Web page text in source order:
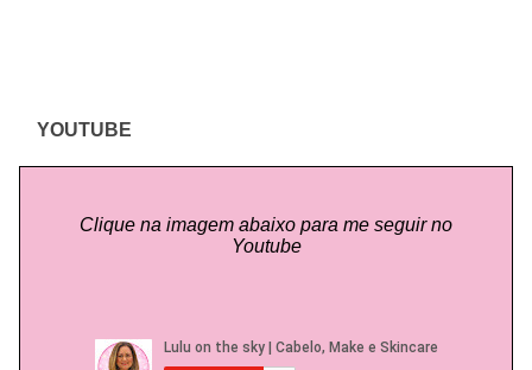
YOUTUBE
Clique na imagem abaixo para me seguir no
Youtube